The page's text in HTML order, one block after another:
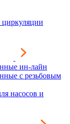
циркуляции
ин-лайн
с резьбовым
насосов и